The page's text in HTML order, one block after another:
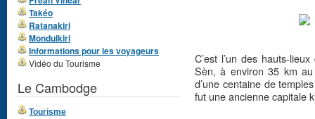
C’est l’un des hauts-
Sèn, à environ 35 km
d’une centaine de
fut une ancienne capitale
Takéo
Ratanakiri
Mondulkiri
Informations pour les voyageurs
Vidéo du Tourisme
Le Cambodge
Tourisme